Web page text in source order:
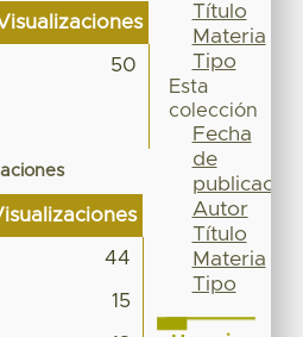
50
44
15
Título
Materia
Tipo
Esta
colección
Fecha
de
publicación
Autor
Título
Materia
Tipo